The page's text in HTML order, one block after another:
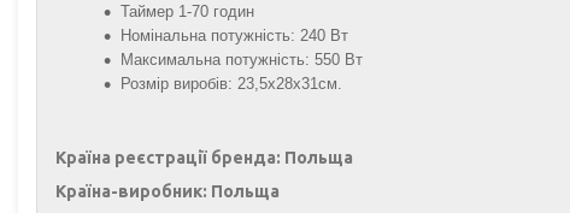
Таймер 1-70 годин
Номінальна потужність: 240 Вт
Максимальна потужність: 550 Вт
Розмір виробів: 23,5х28х31см.
Країна реєстрації бренда: Польща
Країна-виробник: Польща